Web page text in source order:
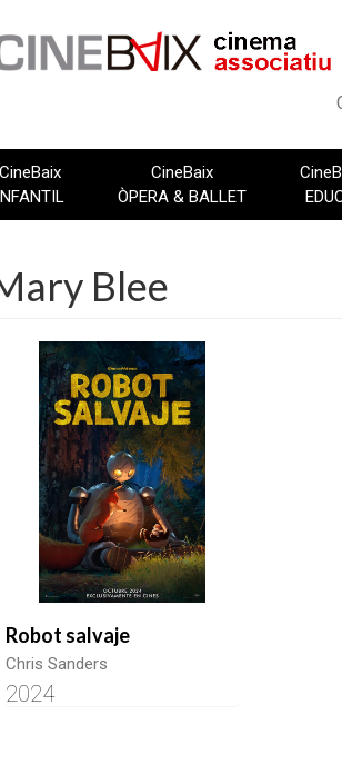
CineBaix
INFANTIL
CineBaix
ÒPERA & BALLET
Blee
Robot salvaje
Chris Sanders
2024